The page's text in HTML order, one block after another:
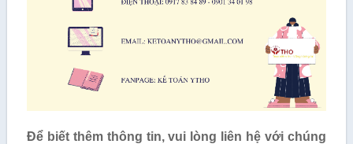
Để biết thêm thông tin, vui lòng liên hệ với chúng